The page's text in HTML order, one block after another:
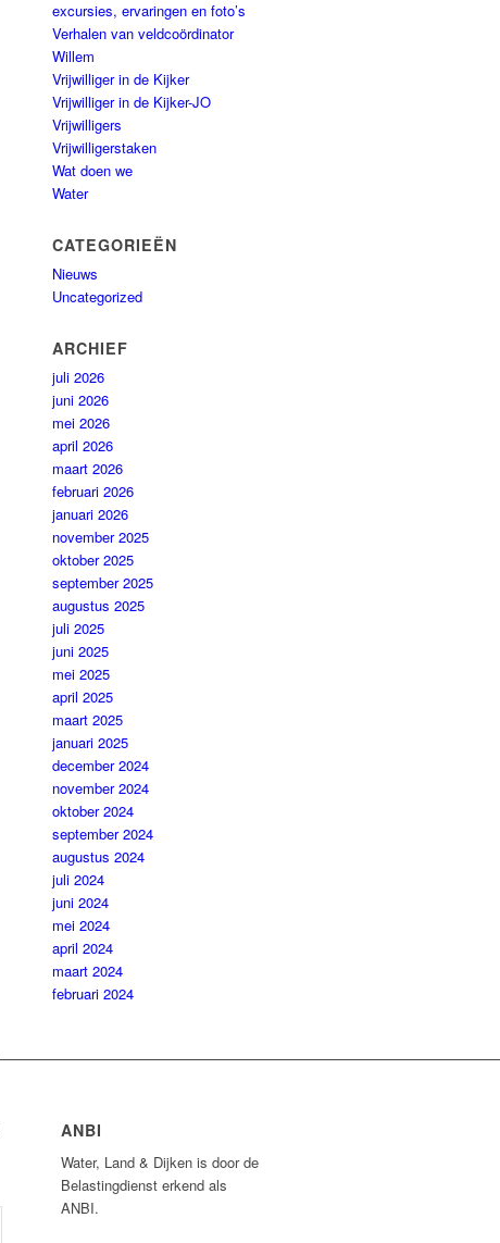
excursies, ervaringen en foto’s
Verhalen van veldcoördinator
Willem
Vrijwilliger in de Kijker
Vrijwilliger in de Kijker-JO
Vrijwilligers
Vrijwilligerstaken
Wat doen we
Water
CATEGORIEËN
Nieuws
Uncategorized
ARCHIEF
juli 2026
juni 2026
mei 2026
april 2026
maart 2026
februari 2026
januari 2026
november 2025
oktober 2025
september 2025
augustus 2025
juli 2025
juni 2025
mei 2025
april 2025
maart 2025
januari 2025
december 2024
november 2024
oktober 2024
september 2024
augustus 2024
juli 2024
juni 2024
mei 2024
april 2024
maart 2024
februari 2024
ANBI
Water, Land & Dijken is door de
Belastingdienst erkend als
ANBI.